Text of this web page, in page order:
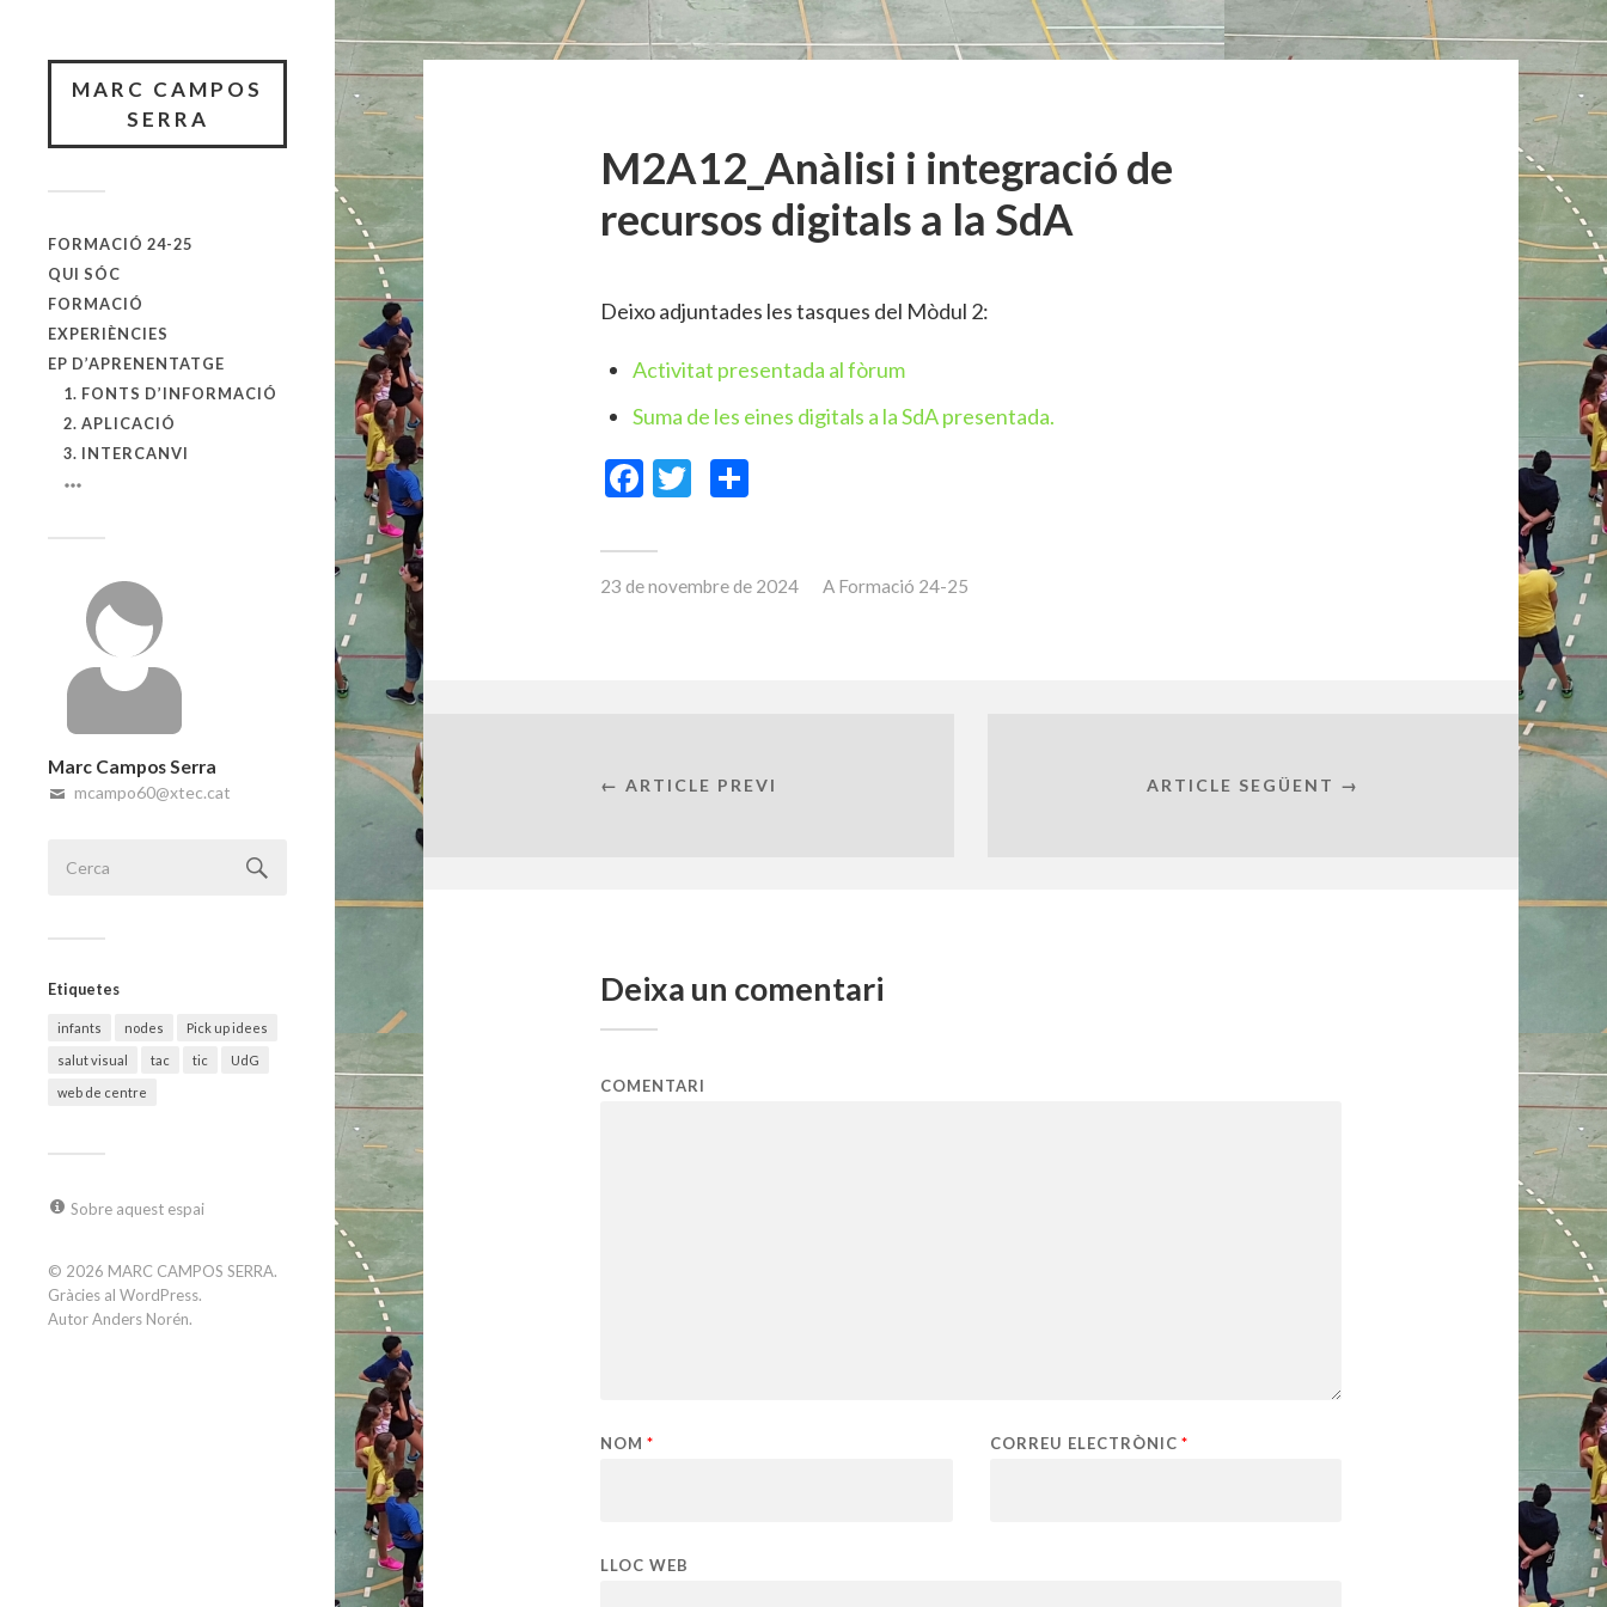
MARC CAMPOS
SERRA
FORMACIÓ 24-25
QUI SÓC
FORMACIÓ
EXPERIÈNCIES
EP D’APRENENTATGE
1. FONTS D’INFORMACIÓ
2. APLICACIÓ
3. INTERCANVI
Marc Campos Serra
mcampo60@xtec.cat
Etiquetes
infants nodes Pick up idees
salut visual tac tic UdG
web de centre
Sobre aquest espai
© 2026 MARC CAMPOS SERRA.
Gràcies al WordPress.
AutorAnders Norén.
M2A12_Anàlisi i integració de
recursos digitals a la SdA
Deixo adjuntades les tasques del Mòdul 2:
Activitat presentada al fòrum
Suma de les eines digitals a la SdA presentada.
Facebook
Twitter
23 de novembre de 2024 A Formació 24-25
← ARTICLE PREVI ARTICLE SEGÜENT →
Deixa un comentari
COMENTARI
NOM * CORREU ELECTRÒNIC *
LLOC WEB